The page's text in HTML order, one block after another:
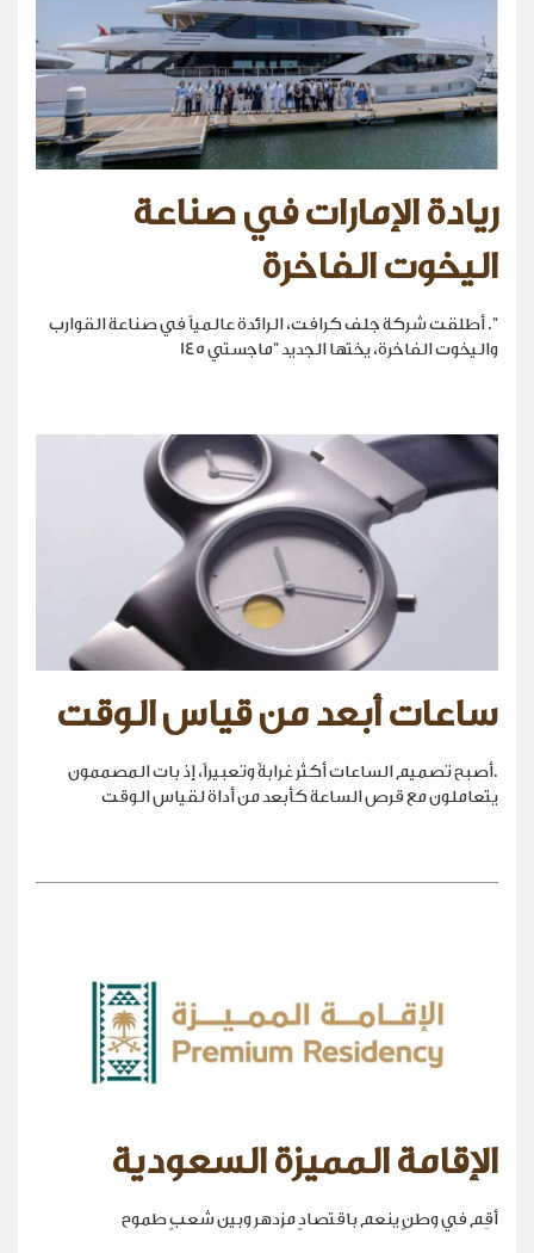
ريادة الإمارات في صناعة
اليخوت الفاخرة
". أطلقت شركة جلف كرافت، الرائدة عالمياً في صناعة القوارب
واليخوت الفاخرة، يختها الجديد "ماجستي 145
ساعات أبعد من قياس الوقت
.أصبح تصميم الساعات أكثر غرابةً وتعبيراً، إذ بات المصممون
يتعاملون مع قرص الساعة كأبعد من أداة لقياس الوقت
الإقامة المميزة السعودية
أقِم في وطنٍ ينعم باقتصادٍ مزدهر وبين شعبٍ طموح